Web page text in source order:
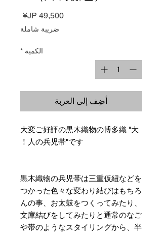
السعر
ضريبة شاملة
الكمية *
أضِف إلى العربة
大変ご好評の黒木織物の博多織 "大
人の兵児帯"です！
黒木織物の兵児帯は三重仮紐などを
つかった色々な変わり結びはもちろ
んの事、お太鼓をつくってみたり、
文庫結びをしてみたりと通常のなご
や帯のようなスタイリングから、半